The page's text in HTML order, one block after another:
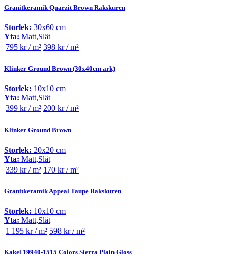
Granitkeramik Quarzit Brown Rakskuren
Storlek: 30x60 cm
Yta: Matt,Slät
795 kr / m² 398 kr / m²
Klinker Ground Brown (30x40cm ark)
Storlek: 10x10 cm
Yta: Matt,Slät
399 kr / m² 200 kr / m²
Klinker Ground Brown
Storlek: 20x20 cm
Yta: Matt,Slät
339 kr / m² 170 kr / m²
Granitkeramik Appeal Taupe Rakskuren
Storlek: 10x10 cm
Yta: Matt,Slät
1 195 kr / m² 598 kr / m²
Kakel 19940-1515 Colors Sierra Plain Gloss